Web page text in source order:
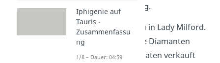
Selbstbestimmung.
Die Kritik siehst du in Lady Milford.
Als sie im 2. Akt die Diamanten
erhält, für die Soldaten verkauft
Iphigenie auf
Tauris -
Zusammenfassu
ng
1/8 – Dauer: 04:59